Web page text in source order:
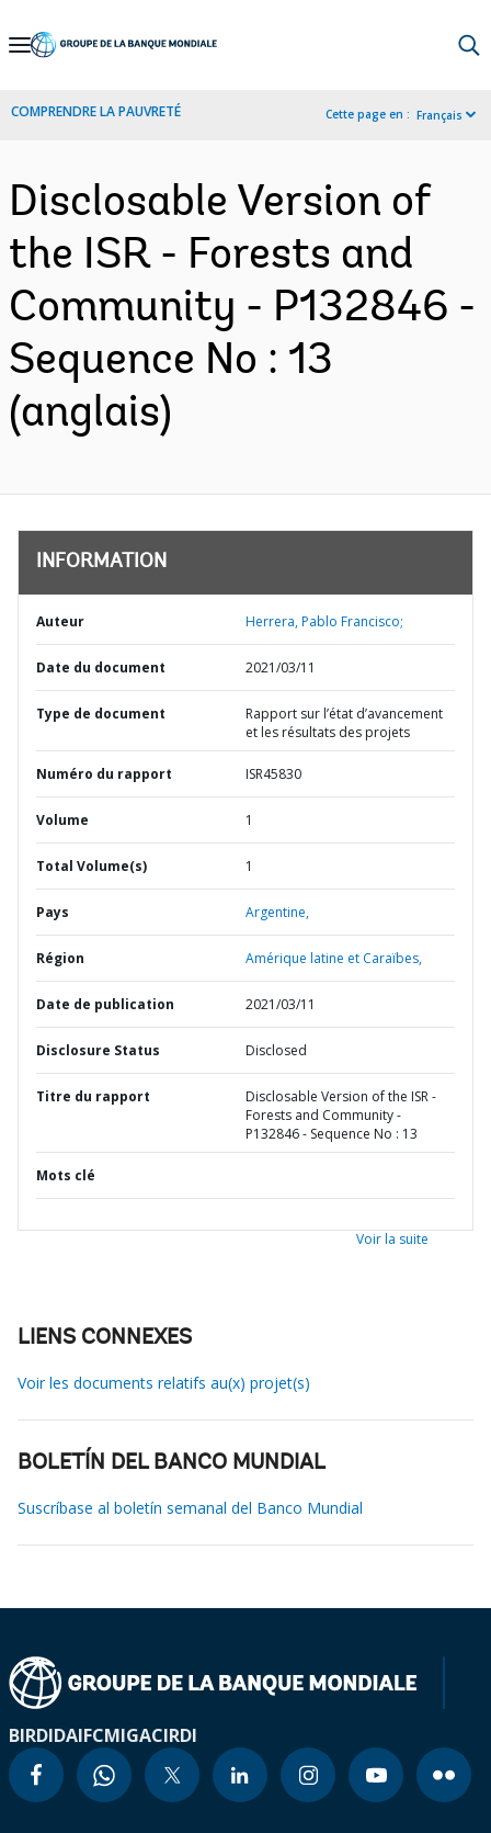
Skip
Navigation
COMPRENDRE LA PAUVRETÉ Cette page en : Français
Disclosable Version of
the ISR - Forests and
Community - P132846 -
Sequence No : 13
(anglais)
INFORMATION
Auteur Herrera, Pablo Francisco;
Date du document 2021/03/11
Type de document
Rapport sur l’état d’avancement
et les résultats des projets
Numéro du rapport ISR45830
Volume 1
Total Volume(s) 1
Pays Argentine,
Région Amérique latine et Caraïbes,
Date de publication 2021/03/11
Disclosure Status Disclosed
Titre du rapport
Disclosable Version of the ISR -
Forests and Community -
P132846 - Sequence No : 13
Mots clé
Voir la suite
LIENS CONNEXES
Voir les documents relatifs au(x) projet(s)
BOLETÍN DEL BANCO MUNDIAL
Suscríbase al boletín semanal del Banco Mundial
BIRDIDAIFCMIGACIRDI